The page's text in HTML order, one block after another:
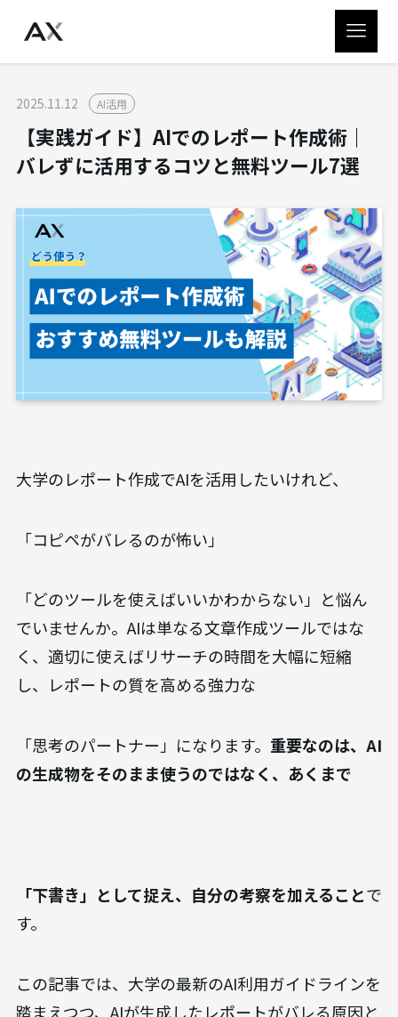
2025.11.12 AI活用
【実践ガイド】AIでのレポート作成術｜
バレずに活用するコツと無料ツール7選
大学のレポート作成でAIを活用したいけれど、
「コピペがバレるのが怖い」
「どのツールを使えばいいかわからない」と悩ん
でいませんか。AIは単なる文章作成ツールではな
く、適切に使えばリサーチの時間を大幅に短縮
し、レポートの質を高める強力な
「思考のパートナー」になります。 重要なのは、AI
の生成物をそのまま使うのではなく、あくまで
「下書き」として捉え、自分の考察を加えることで
す。
この記事では、大学の最新のAI利用ガイドラインを
踏まえつつ、AIが生成したレポートがバレる原因と